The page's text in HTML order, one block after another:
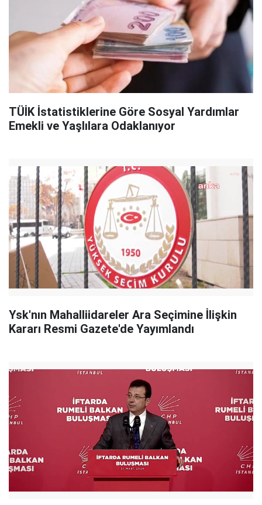
TÜİK İstatistiklerine Göre Sosyal Yardımlar
Emekli ve Yaşlılara Odaklanıyor
Ysk'nın Mahalliidareler Ara Seçimine İlişkin
Kararı Resmi Gazete'de Yayımlandı